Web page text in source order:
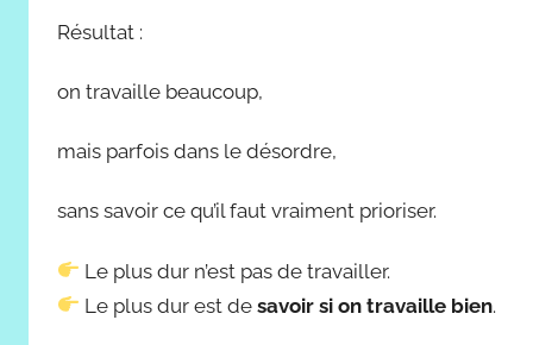
Résultat :
on travaille beaucoup,
mais parfois dans le désordre,
sans savoir ce qu’il faut vraiment prioriser.
Le plus dur n’est pas de travailler.
Le plus dur est desavoir si on travaille bien.